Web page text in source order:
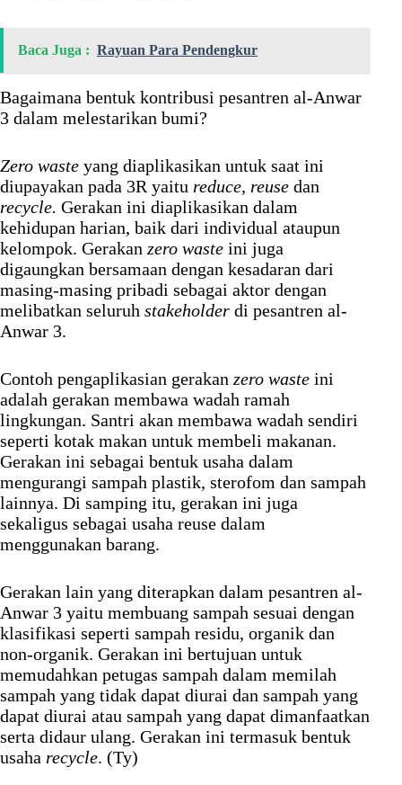
Baca Juga : Rayuan Para Pendengkur
Bagaimana bentuk kontribusi pesantren al-Anwar
3 dalam melestarikan bumi?
Zero waste yang diaplikasikan untuk saat ini
diupayakan pada 3R yaitu reduce, reuse dan
recycle. Gerakan ini diaplikasikan dalam
kehidupan harian, baik dari individual ataupun
kelompok. Gerakan zero waste ini juga
digaungkan bersamaan dengan kesadaran dari
masing-masing pribadi sebagai aktor dengan
melibatkan seluruh stakeholder di pesantren al-
Anwar 3.
Contoh pengaplikasian gerakan zero waste ini
adalah gerakan membawa wadah ramah
lingkungan. Santri akan membawa wadah sendiri
seperti kotak makan untuk membeli makanan.
Gerakan ini sebagai bentuk usaha dalam
mengurangi sampah plastik, sterofom dan sampah
lainnya. Di samping itu, gerakan ini juga
sekaligus sebagai usaha reuse dalam
menggunakan barang.
Gerakan lain yang diterapkan dalam pesantren al-
Anwar 3 yaitu membuang sampah sesuai dengan
klasifikasi seperti sampah residu, organik dan
non-organik. Gerakan ini bertujuan untuk
memudahkan petugas sampah dalam memilah
sampah yang tidak dapat diurai dan sampah yang
dapat diurai atau sampah yang dapat dimanfaatkan
serta didaur ulang. Gerakan ini termasuk bentuk
usaha recycle. (Ty)